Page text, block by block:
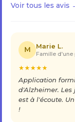
Voir tous les avis
M Marie L.
Famille d'une
★★★★★
Application
d'Alzheimer.
est à l'écoute.
!